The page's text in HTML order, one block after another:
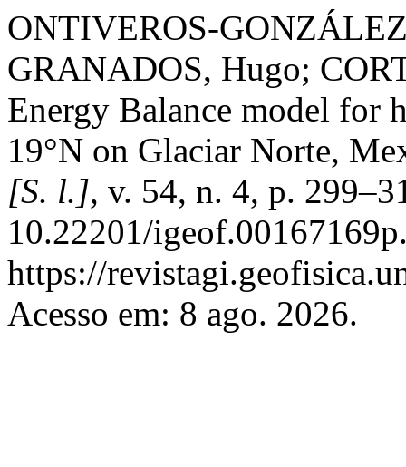
ONTIVEROS-
GRANADOS, Hugo;
Energy Balance model for
19°N on Glaciar Norte,
[S. l.], v. 54, n. 4, p.
10.22201/
https://
Acesso em: 8 ago. 2026.